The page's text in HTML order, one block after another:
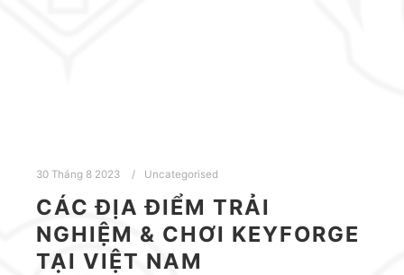
30 Tháng 8 2023 Uncategorised
CÁC ĐỊA ĐIỂM TRẢI
NGHIỆM & CHƠI KEYFORGE
TẠI VIỆT NAM